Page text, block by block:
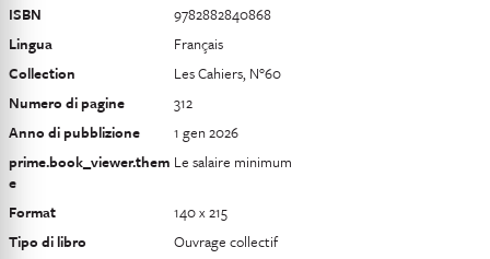
ISBN
9782882840868
Lingua
Français
Collection
Les Cahiers, N°60
Numero di pagine
312
Anno di pubblizione
1 gen 2026
prime.book_viewer.them
e
Le salaire minimum
Format
140 x 215
Tipo di libro
Ouvrage collectif